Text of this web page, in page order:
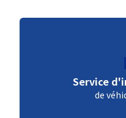
Service
de